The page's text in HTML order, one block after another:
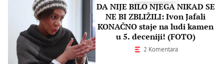
DA NIJE BILO NJEGA NIKAD SE
NE BI ZBLIŽILI: Ivon Jafali
KONAČNO staje na ludi kamen
u 5. deceniji! (FOTO)
2 Komentara